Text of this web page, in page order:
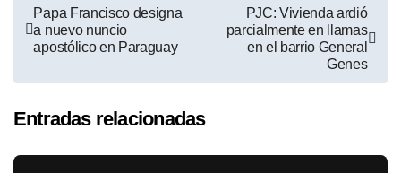
Papa Francisco designa
a nuevo nuncio
apostólico en Paraguay
PJC: Vivienda ardió
parcialmente en llamas
en el barrio General
Genes
Entradas relacionadas